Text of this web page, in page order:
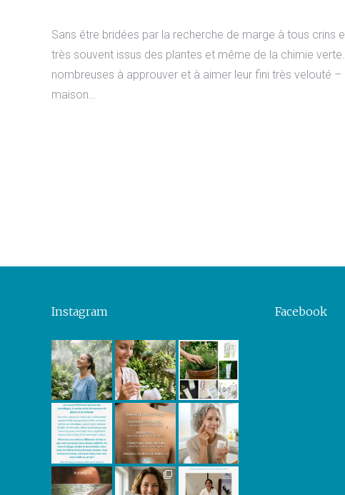
Sans être bridées par la recherche de marge à tous crins
très souvent issus des plantes et même de la chimie
nombreuses à approuver et à aimer leur fini très velouté
maison…
Instagram Facebook